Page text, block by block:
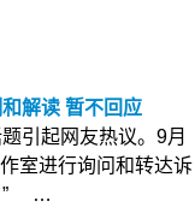
解读 暂不回应
引起网友热议。9月
室进行询问和转达诉
” …